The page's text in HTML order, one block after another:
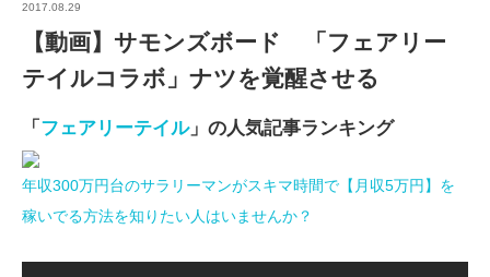
2017.08.29
【動画】サモンズボード 「フェアリー
テイルコラボ」ナツを覚醒させる
「 フェアリーテイル」の人気記事ランキング
年収300万円台のサラリーマンがスキマ時間で【月収5万円】を
稼いでる方法を知りたい人はいませんか？